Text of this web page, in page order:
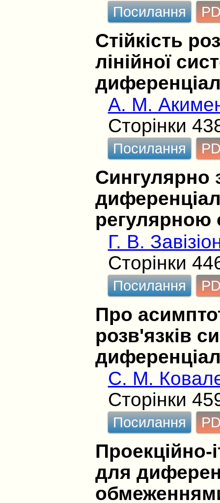
Посилання
Стійкість
лінійної
А. М.
Сторінки
Посилання
Сингулярно
регулярною
Г. В.
Сторінки
Посилання
Про
розв'язків
С. М.
Сторінки
Посилання
Проекційно-
для